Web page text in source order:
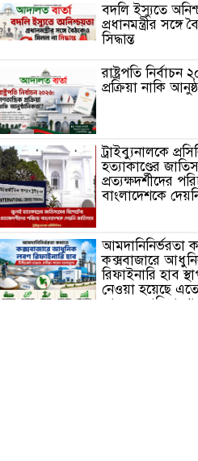
বদলি ইস্যুতে
প্রধানমন্ত্রীর
সিদ্ধান্ত
রাষ্ট্রপতি নির্বাচন
প্রক্রিয়া নাকি
ট্রাইব্যুনালকে
হত্যাকাণ্ডের
প্রত্যক্ষদর্শীদের
বাংলাদেশকে
আমদানিনির্ভরতা
কক্সবাজারে
রিফাইনারি হাব
নেওয়া হয়েছে
ভাঙবে, চাষিরা